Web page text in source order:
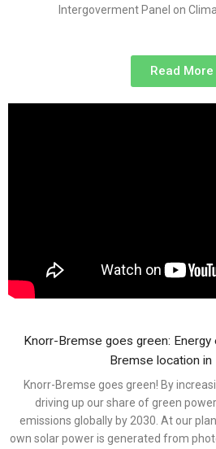
Intergoverment Panel on
Read More
Knorr-Bremse goes green:
Bremse location in
Knorr-Bremse goes green! By
driving up our share of green
emissions globally by 2030. At our
own solar power is generated from